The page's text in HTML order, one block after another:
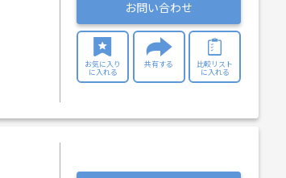
お問い合わせ
お気に入り
に入れる
共有する
比較リスト
に入れる